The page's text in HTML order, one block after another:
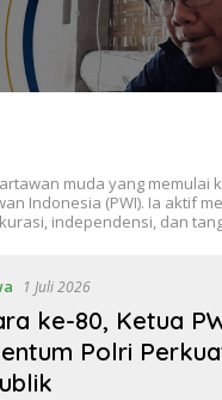
muda yang memulai
Indonesia (PWI). Ia aktif
independensi, dan
1 Juli 2026
ke-80, Ketua
Polri